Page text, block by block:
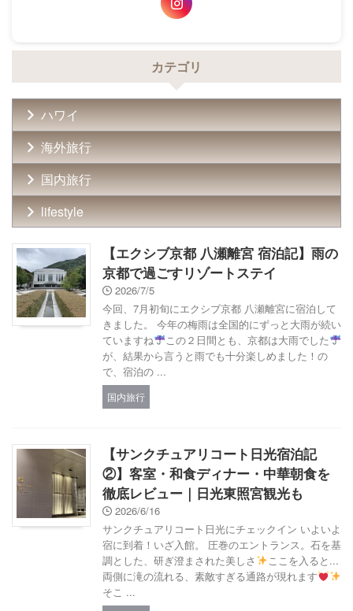
カテゴリ
ハワイ
海外旅行
国内旅行
lifestyle
【エクシブ京都 八瀬離宮 宿泊記】雨の
京都で過ごすリゾートステイ
2026/7/5
今回、7月初旬にエクシブ京都 八瀬離宮に宿泊して
きました。 今年の梅雨は全国的にずっと大雨が続い
ていますね
この２日間とも、京都は大雨でした
が、結果から言うと雨でも十分楽しめました！の
で、宿泊の ...
国内旅行
【サンクチュアリコート日光宿泊記
②】客室・和食ディナー・中華朝食を
徹底レビュー｜日光東照宮観光も
2026/6/16
サンクチュアリコート日光にチェックイン いよいよ
宿に到着！いざ入館。 圧巻のエントランス。石を基
調とした、研ぎ澄まされた美しさ
ここを入ると...
両側に滝の流れる、素敵すぎる通路が現れます
そこ ...